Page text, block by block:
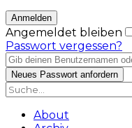
Angemeldet bleiben
Passwort vergessen?
About